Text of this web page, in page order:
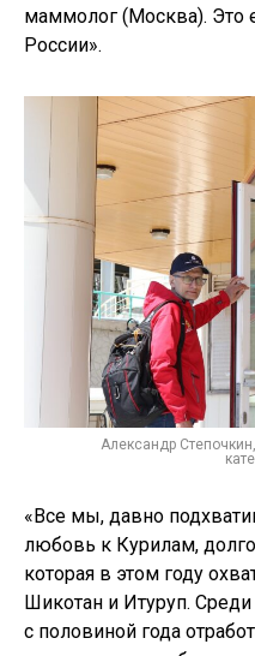
маммолог (Москва). Это
России».
Александр
«Все мы, давно
любовь к Курилам,
которая в этом году
Шикотан и Итуруп.
с половиной года